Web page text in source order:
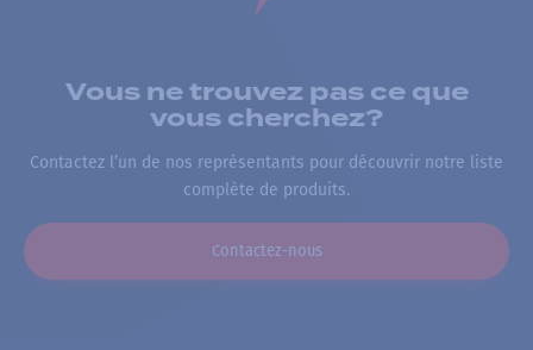
Vous ne trouvez pas ce que
vous cherchez?
Contactez l’un de nos représentants pour découvrir notre liste
complète de produits.
Contactez-nous